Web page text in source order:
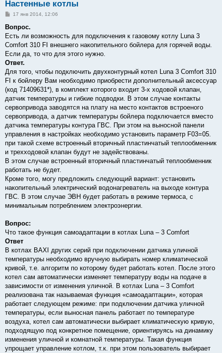
Настенные котлы
С
о
щ
е
и
е
17 янв 2014, 12:06
Вопрос.
Есть ли возможность для подключения к газовому котлу Luna 3
Comfort 310 FI внешнего накопительного бойлера для горячей воды.
Если да, то что для этого нужно.
Ответ.
Для того, чтобы подключить двухконтурный котел Luna 3 Comfort 310
FI к бойлеру Вам необходимо приобрести дополнительный аксессуар
(код 71409631*), в комплект которого входит 3-х ходовой клапан,
датчик температуры и гибкие подводки. В этом случае контакты
сервопривода заводятся на плату на место контактов встроеного
сервопривода, а датчик температуры бойлера подключается вместо
датчика температуры контура ГВС. При этом на выносной панели
управления в настройках необходимо установить параметр F03=05.
при такой схеме встроенный вторичный пластинчатый теплообменник
и трехходовой клапан будут не задействованы.
В этом случае встроенный вторичный пластинчатый теплообменник
работать не будет.
Кроме того, могу предложить следующий вариант: установить
накопительный электрический водонагреватель на выходе контура
ГВС. В этом случае ЭВН будет работать в режиме термоса, с
минимальным потреблением электроэнергии.
Вопрос:
Что такое функция самоадаптации в котлах Luna – 3 Comfort
Ответ
В котлах BAXI других серий при подключении датчика уличной
температуры необходимо вручную выбирать номер климатической
кривой, т.е. алгоритм по которому будет работать котел. После этого
котел сам автоматически изменяет температуру воды на подаче в
зависимости от изменения уличной. В котлах Luna – 3 Comfort
реализована так называемая функция «самоадаптации», которая
работает следующем режиме: при подключении датчика уличной
температуры, если выносная панель работает по температуре
воздуха, котел сам автоматически выбирает климатическую кривую,
подходящую под конкретное помещение, ориентируясь на динамику
изменения уличной и комнатной температуры. Такая функция
упрощает управление котлом, т.к. при этом пользователь выбирает